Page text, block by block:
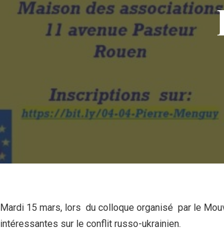
Mardi 15 mars, lors du colloque organisé par le
intéressantes sur le conflit russo-ukrainien.